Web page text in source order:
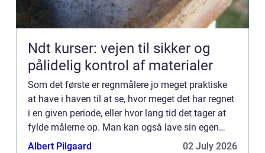
Ndt kurser: vejen til sikker og
pålidelig kontrol af materialer
Som det første er regnmålere jo meget praktiske
at have i haven til at se, hvor meget det har regnet
i en given periode, eller hvor lang tid det tager at
fylde målerne op. Man kan også lave sin egen
regnmåler, men hvis man skal være på den sikre
Albert Pilgaard 02 July 2026